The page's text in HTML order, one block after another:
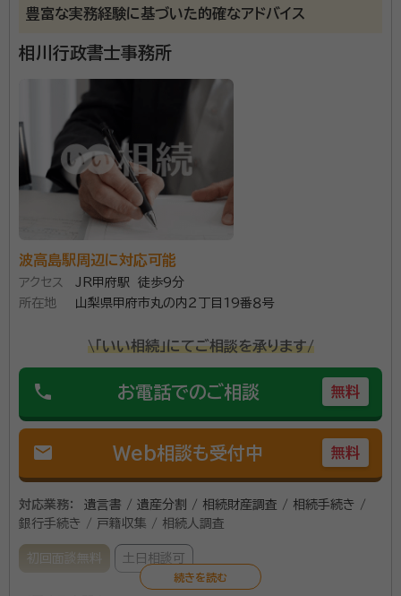
大木 進（オオギ ススム）
行政書士
事務所口コミ（抜粋）：
満足度 5.0
面談の感想
初めての相談だったので難しいことはよくわかりませんが、内容につい
て丁寧に教えていただいたと思いました。
契約後の感想
こちらの状況などを配慮していただき、スムーズにお話を進めていただ
けたと思います。
１００人を超える相続無料相談を行い、多数の満足のお
声を頂いております。 相続を主力業務としており、山梨
能です。 簡単シンプルなお手続から複雑なお手続きま
で、ぜひお声かけください。 財産の分割をまとめた遺産
分割協議書の作成はもちろん、遺言等、相続手続きに関
豊富な実務経験に基づいた的確なアドバイス
相川行政書士事務所
波高島駅周辺に対応可能
アクセス
JR甲府駅 徒歩9分
所在地
山梨県甲府市丸の内２丁目19番８号
\「いい相続」にてご相談を承ります/
phone お電話でのご相談 無料
mail Web相談も受付中 無料
対応業務：
遺言書 / 遺産分割 / 相続財産調査 / 相続手続き /
銀行手続き / 戸籍収集 / 相続人調査
初回面談無料 土日相談可